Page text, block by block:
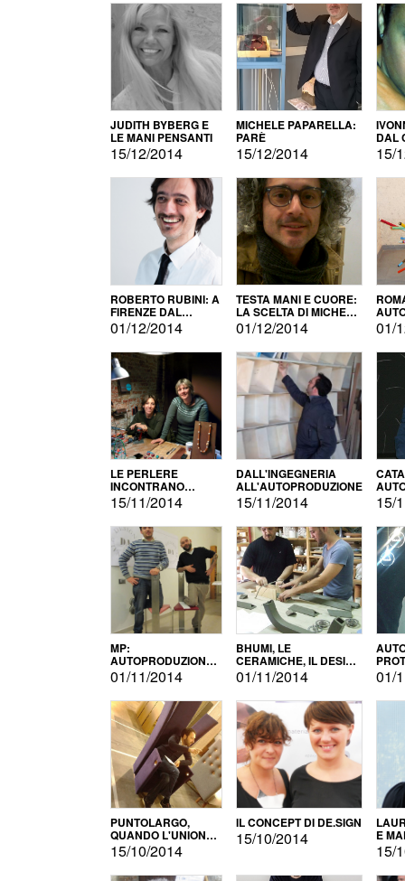
JUDITH BYBERG E
LE MANI PENSANTI
15/12/2014
MICHELE PAPARELLA:
PARÈ
15/12/2014
DAL
15/
ROBERTO RUBINI: A
FIRENZE DAL
PRODOTTO ALLA
PROMOZIONE
01/12/2014
TESTA MANI E CUORE:
LA SCELTA DI MICHELE
BARBERIO
01/12/2014 01/
LE PERLERE
INCONTRANO
L'AUTOPRODUZIONE
15/11/2014
DALL'INGEGNERIA
ALL'AUTOPRODUZIONE
15/11/2014 15/
MP:
AUTOPRODUZIONE
E INNOVAZIONE
01/11/2014
BHUMI, LE
CERAMICHE, IL DESIGN
E L'AUTOPRODUZIONE
01/11/2014 01/
PUNTOLARGO,
QUANDO L'UNIONE
FA LA FORZA E
VINCE
15/10/2014
IL CONCEPT DI DE.SIGN
15/10/2014 E
15/